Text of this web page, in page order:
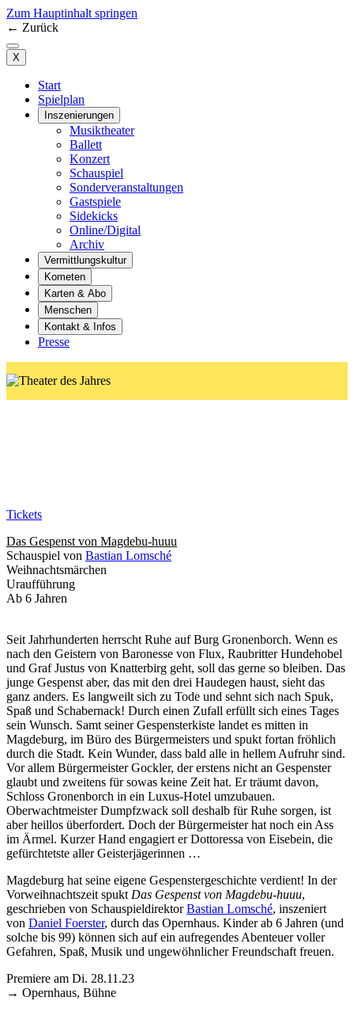
Zum Hauptinhalt springen
← Zurück
X
Start
Spielplan
Inszenierungen
Musiktheater
Ballett
Konzert
Schauspiel
Sonderveranstaltungen
Gastspiele
Sidekicks
Online/Digital
Archiv
Vermittlungskultur
Kometen
Karten & Abo
Menschen
Kontakt & Infos
Presse
Tickets
Das Gespenst von Magdebu-huuu
Schauspiel von Bastian Lomsché
Weihnachtsmärchen
Uraufführung
Ab 6 Jahren
Seit Jahrhunderten herrscht Ruhe auf Burg Gronenborch. Wenn es
nach den Geistern von Baronesse von Flux, Raubritter Hundehobel
und Graf Justus von Knatterbirg geht, soll das gerne so bleiben. Das
junge Gespenst aber, das mit den drei Haudegen haust, sieht das
ganz anders. Es langweilt sich zu Tode und sehnt sich nach Spuk,
Spaß und Schabernack! Durch einen Zufall erfüllt sich eines Tages
sein Wunsch. Samt seiner Gespensterkiste landet es mitten in
Magdeburg, im Büro des Bürgermeisters und spukt fortan fröhlich
durch die Stadt. Kein Wunder, dass bald alle in hellem Aufruhr sind.
Vor allem Bürgermeister Gockler, der erstens nicht an Gespenster
glaubt und zweitens für sowas keine Zeit hat. Er träumt davon,
Schloss Gronenborch in ein Luxus-Hotel umzubauen.
Oberwachtmeister Dumpfzwack soll deshalb für Ruhe sorgen, ist
aber heillos überfordert. Doch der Bürgermeister hat noch ein Ass
im Ärmel. Kurzer Hand engagiert er Dottoressa von Eisebein, die
gefürchtetste aller Geisterjägerinnen …
Magdeburg hat seine eigene Gespenstergeschichte verdient! In der
Vorweihnachtszeit spukt Das Gespenst von Magdebu-huuu,
geschrieben von SchauspieldirektorBastian Lomsché, inszeniert
von Daniel Foerster, durch das Opernhaus. Kinder ab 6 Jahren (und
solche bis 99) können sich auf ein aufregendes Abenteuer voller
Gefahren, Spaß, Musik und ungewöhnlicher Freundschaft freuen.
Premiere am Di. 28.11.23
→ Opernhaus, Bühne